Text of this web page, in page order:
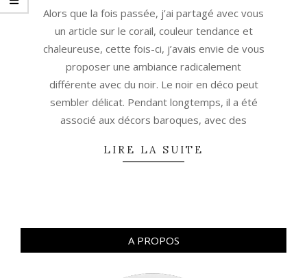
15
Alors que la fois passée, j’ai partagé avec vous
un article sur le corail, couleur tendance et
chaleureuse, cette fois-ci, j’avais envie de vous
proposer une ambiance radicalement
différente avec du noir. Le noir en déco peut
sembler délicat. Pendant longtemps, il a été
associé aux décors baroques, avec des
LIRE LA SUITE
A PROPOS